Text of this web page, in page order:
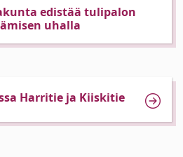
edistää tulipalon
uhalla
Harritie ja Kiiskitie